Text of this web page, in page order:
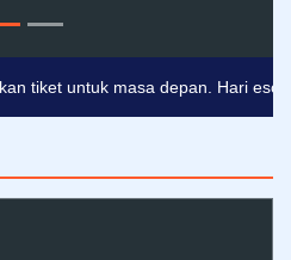
untuk masa depan. Hari esok